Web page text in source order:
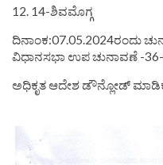
12. 14-ಶಿವಮೊಗ್ಗ
ದಿನಾಂಕ:07.05.2024ರಂದು
ವಿಧಾನಸಭಾ ಉಪ ಚುನಾವಣೆ -36-
ಅಧಿಕೃತ ಆದೇಶ ಡೌನ್ಲೋಡ್